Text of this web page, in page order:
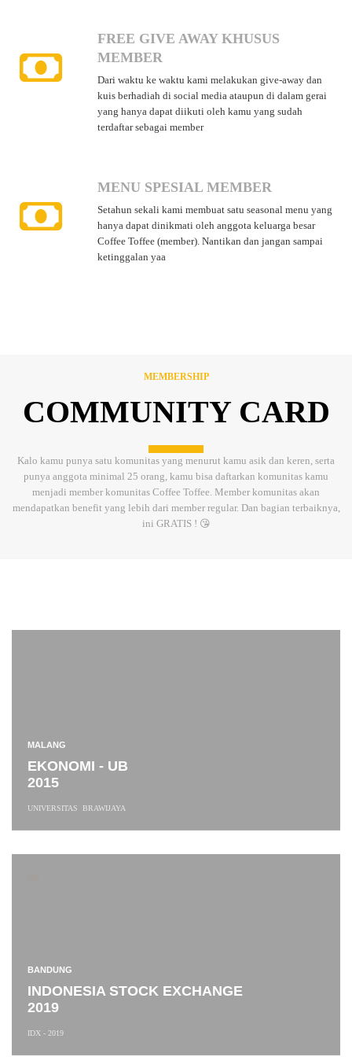
FREE GIVE AWAY KHUSUS
MEMBER
Dari waktu ke waktu kami melakukan give-away dan
kuis berhadiah di social media ataupun di dalam gerai
yang hanya dapat diikuti oleh kamu yang sudah
terdaftar sebagai member
MENU SPESIAL MEMBER
Setahun sekali kami membuat satu seasonal menu yang
hanya dapat dinikmati oleh anggota keluarga besar
Coffee Toffee (member). Nantikan dan jangan sampai
ketinggalan yaa
MEMBERSHIP
COMMUNITY CARD
Kalo kamu punya satu komunitas yang menurut kamu asik dan keren, serta
punya anggota minimal 25 orang, kamu bisa daftarkan komunitas kamu
menjadi member komunitas Coffee Toffee. Member komunitas akan
mendapatkan benefit yang lebih dari member regular. Dan bagian terbaiknya,
ini GRATIS ! 😘
MALANG
EKONOMI - UB
2015
UNIVERSITAS BRAWIJAYA
BANDUNG
INDONESIA STOCK EXCHANGE
2019
IDX - 2019